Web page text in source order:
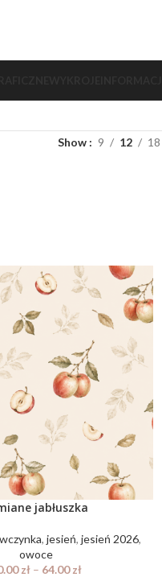
Show 9 12 18
jabłuszka
,jesień,jesień 2026,
owoce
zł – 64.00zł